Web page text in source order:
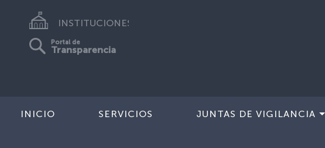
INSTITUCIONES
Portal de
Transparencia
INICIO SERVICIOS JUNTAS DE VIGILANCIA